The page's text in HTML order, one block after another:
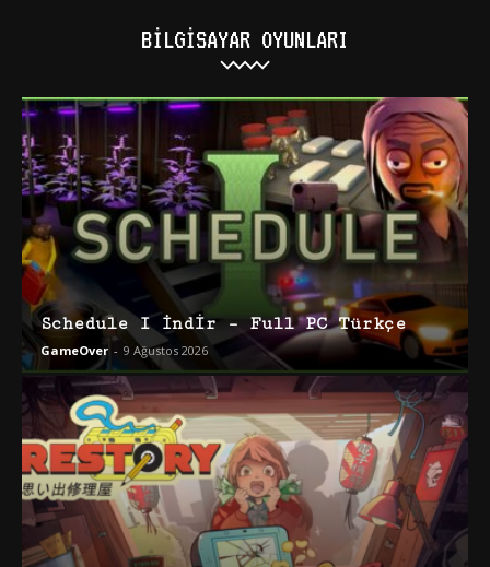
BILGISAYAR OYUNLARI
Schedule I İndir – Full PC Türkçe
GameOver - 9 Ağustos 2026